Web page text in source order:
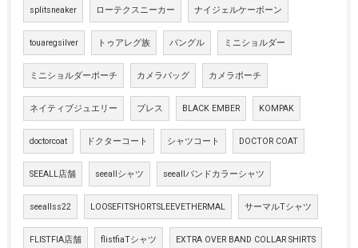
splitsneaker ローテクスニーカー ナイジェルケーボーン
touaregsilver トゥアレグ族 バングル ミニショルダー
ミニショルダーポーチ カメラバッグ カメラポーチ
ネイティブジュエリー ブレス BLACK EMBER KOMPAK
doctorcoat ドクターコート シャツコート DOCTOR COAT
SEEALL店舗 seeallシャツ seeallバンドカラーシャツ
seeallss22 LOOSEFITSHORTSLEEVETHERMAL サーマルTシャツ
FLISTFIA店舗 flistfiaTシャツ EXTRA OVER BAND COLLAR SHIRTS